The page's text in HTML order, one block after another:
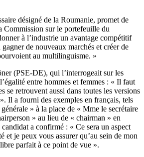
désigné de la Roumanie, promet de
Commission sur le portefeuille du
à l’industrie un avantage compétitif
gagner de nouveaux marchés et créer de
au multilinguisme. »
(PSE-DE), qui l’interrogeait sur les
entre hommes et femmes : « Il faut
se retrouvent aussi dans toutes les versions
Il a fourni des exemples en français, tels
» à la place de « Mme le secrétaire
» au lieu de « chairman » en
a confirmé : « Ce sera un aspect
et je peux vous assurer qu’au sein de mon
parfait à ce point de vue ».